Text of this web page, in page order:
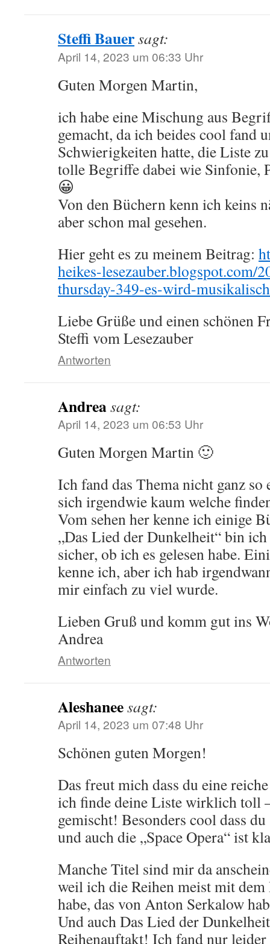
Steffi Bauersagt:
April 14, 2023 um 06:33 Uhr
Guten Morgen Martin,
ich habe eine Mischung aus
gemacht, da ich beides cool fand
Schwierigkeiten hatte, die Liste
tolle Begriffe dabei wie Sinfonie,
😀
Von den Büchern kenn ich keins
aber schon mal gesehen.
Hier geht es zu meinem Beitrag:
heikes-lesezauber.blogspot.com/
thursday-349-es-wird-
Liebe Grüße und einen schönen
Steffi vom Lesezauber
Antworten
Andreasagt:
April 14, 2023 um 06:53 Uhr
Guten Morgen Martin 🙂
Ich fand das Thema nicht ganz
sich irgendwie kaum welche
Vom sehen her kenne ich einige
„Das Lied der Dunkelheit“ bin
sicher, ob ich es gelesen habe.
kenne ich, aber ich hab
mir einfach zu viel wurde.
Lieben Gruß und komm gut ins
Andrea
Antworten
Aleshaneesagt:
April 14, 2023 um 07:48 Uhr
Schönen guten Morgen!
Das freut mich dass du eine
ich finde deine Liste wirklich toll
gemischt! Besonders cool dass du
und auch die „Space Opera“ ist
Manche Titel sind mir da
weil ich die Reihen meist mit
habe, das von Anton Serkalow
Und auch Das Lied der
Reihenauftakt! Ich fand nur leider